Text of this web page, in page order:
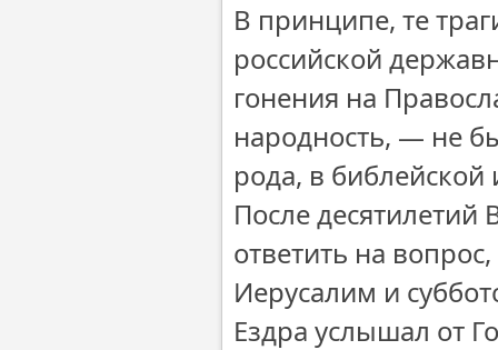
В принципе, те
российской
гонения на
народность, — не
рода, в
После
ответить на
Иерусалим и
Ездра услышал от